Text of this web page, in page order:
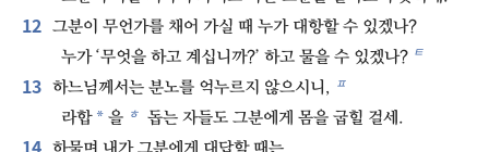
12 그분이 무언가를 채어 가실 때 누가 대항할 수 있겠나?
누가 ‘무엇을 하고 계십니까?’ 하고 물을 수 있겠나? ㅌ
13 하느님께서는 분노를 억누르지 않으시니, ㅍ
라합 * 을 ㅎ 돕는 자들도 그분에게 몸을 굽힐 걸세.